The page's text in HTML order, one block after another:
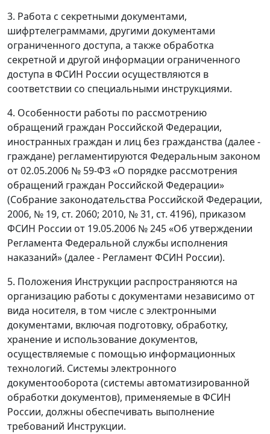
3. Работа с секретными документами,
шифртелеграммами, другими документами
ограниченного доступа, а также обработка
секретной и другой информации ограниченного
доступа в ФСИН России осуществляются в
соответствии со специальными инструкциями.
4. Особенности работы по рассмотрению
обращений граждан Российской Федерации,
иностранных граждан и лиц без гражданства (далее -
граждане) регламентируются Федеральным законом
от 02.05.2006 № 59-ФЗ «О порядке рассмотрения
обращений граждан Российской Федерации»
(Собрание законодательства Российской Федерации,
2006, № 19, ст. 2060; 2010, № 31, ст. 4196), приказом
ФСИН России от 19.05.2006 № 245 «Об утверждении
Регламента Федеральной службы исполнения
наказаний» (далее - Регламент ФСИН России).
5. Положения Инструкции распространяются на
организацию работы с документами независимо от
вида носителя, в том числе с электронными
документами, включая подготовку, обработку,
хранение и использование документов,
осуществляемые с помощью информационных
технологий. Системы электронного
документооборота (системы автоматизированной
обработки документов), применяемые в ФСИН
России, должны обеспечивать выполнение
требований Инструкции.